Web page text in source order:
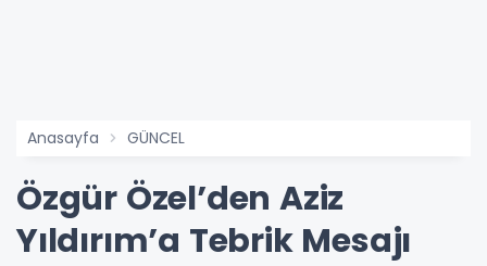
Anasayfa GÜNCEL
Özgür Özel’den Aziz
Yıldırım’a Tebrik Mesajı